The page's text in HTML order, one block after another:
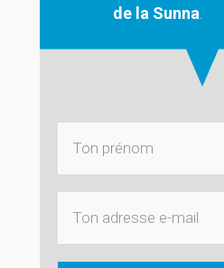
de la Sunna